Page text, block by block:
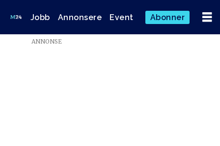
Jobb Annonsere Event Abonner
ANNONSE